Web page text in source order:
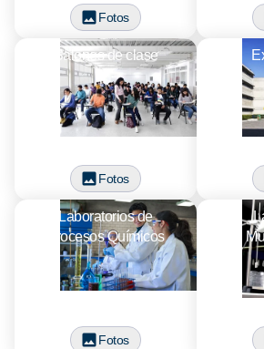
Fotos
Salones de clase
Fotos
Laboratorios de
Procesos Químicos
Fotos